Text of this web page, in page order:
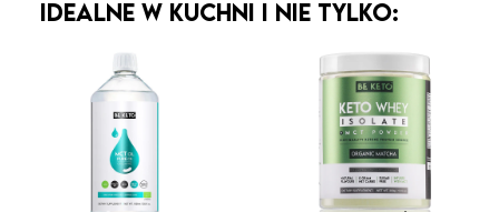
Idealne w kuchni i nie tylko: